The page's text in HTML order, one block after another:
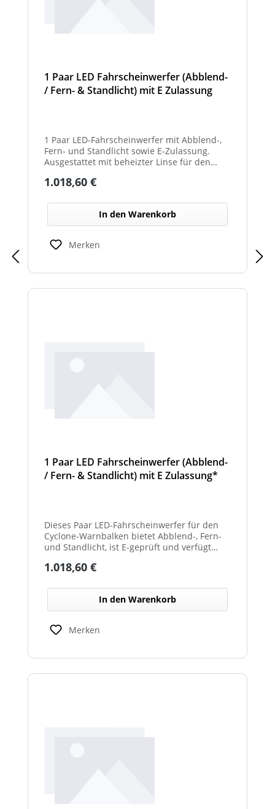
1 Paar LED Fahrscheinwerfer (Abblend-
/ Fern- & Standlicht) mit E Zulassung
1 Paar LED-Fahrscheinwerfer mit Abblend-,
Fern- und Standlicht sowie E-Zulassung.
Ausgestattet mit beheizter Linse für den
Witterungsbedingungen. Ideal zur sicheren
Arbeitsbereichen bei allen Fahrzeugtypen.
Balkenbreiten mit Scheinwerfermodulen
können geringfügig von den angegebenen
Standardbreiten abweichen. Modelle mit nur
2 Scheinwerfermodulen, können wahlweise
unbeleuchtet) haben. Die max. Anzahl der
Regulärer Preis:
1.018,60 €
In den Warenkorb
Merken
1 Paar LED Fahrscheinwerfer (Abblend-
/ Fern- & Standlicht) mit E Zulassung*
Dieses Paar LED-Fahrscheinwerfer für den
Cyclone-Warnbalken bietet Abblend-, Fern-
und Standlicht, ist E-geprüft und verfügt
Einsatz im Winterdienst.
Regulärer Preis:
1.018,60 €
In den Warenkorb
Merken